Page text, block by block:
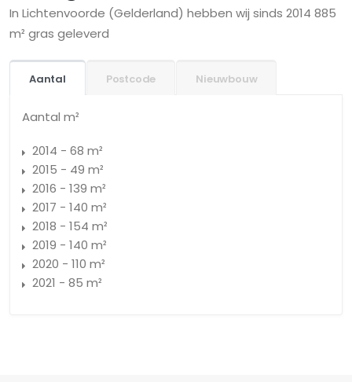
In Lichtenvoorde (Gelderland) hebben wij sinds 2014 885
m² gras geleverd
Aantal Postcode Nieuwbouw
Aantal m²
2014 - 68 m²
2015 - 49 m²
2016 - 139 m²
2017 - 140 m²
2018 - 154 m²
2019 - 140 m²
2020 - 110 m²
2021 - 85 m²